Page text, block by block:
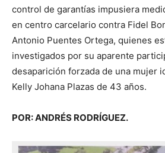
control de garantías impusiera
en centro carcelario contra Fidel
Antonio Puentes Ortega, quienes
investigados por su aparente
desaparición forzada de una mujer
Kelly Johana Plazas de 43 años.
POR: ANDRÉS RODRÍGUEZ.